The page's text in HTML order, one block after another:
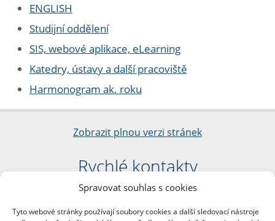
Spravovat souhlas s cookies
Tyto webové stránky používají soubory cookies a další sledovací nástroje
ENGLISH
Studijní oddělení
SIS, webové aplikace, eLearning
Katedry, ústavy a další pracoviště
Harmonogram ak. roku
Zobrazit plnou verzi stránek
Rychlé kontakty
Filozofická fakulta
nám. Jana Palacha 1/2